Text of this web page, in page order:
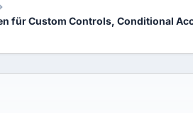
für Custom Controls, Conditional